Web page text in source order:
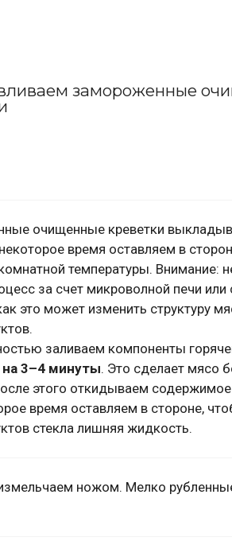
замороженные
очищенные креветки
время оставляем в
температуры. Внимание:
за счет микроволной печи или
это может изменить структуру
заливаем компоненты
на 3–4 минуты. Это сделает мясо
этого откидываем
время оставляем в стороне,
стекла лишняя жидкость.
ножом. Мелко